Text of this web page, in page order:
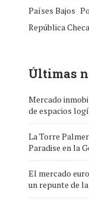
Países Bajos
República Checa
Últimas
Mercado
de espacios
La Torre
Paradise en la
El mercado
un repunte de